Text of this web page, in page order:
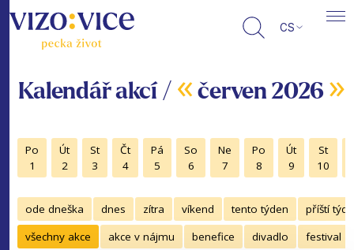
CS
Kalendář akcí / « červen 2026 »
Po
1
Út
2
St
3
Čt
4
Pá
5
So
6
Ne
7
Po
8
Út
9
St
10
ode dneška dnes zítra víkend tento týden
příští
všechny akce
akce v nájmu benefice divadlo festival